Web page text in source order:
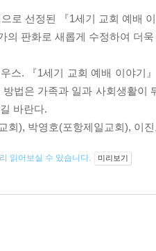
로 선정된 『1세기 교회 예배
판화로 새롭게 수정하여 더
스. 『1세기 교회 예배 이야기
방법은 가족과 일과 사회생활이
바란다.
회), 박영호(포항제일교회), 이
읽어보실 수 있습니다. 미리보기